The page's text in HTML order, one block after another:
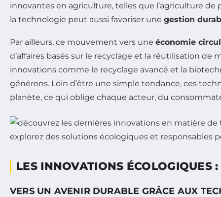
innovantes en agriculture, telles que l’agriculture
la technologie peut aussi favoriser une gestion
Par ailleurs, ce mouvement vers une économie
d’affaires basés sur le recyclage et la réutilisation
innovations comme le recyclage avancé et la
générons. Loin d’être une simple tendance, ces
planète, ce qui oblige chaque acteur, du
LES INNOVATIONS ÉCOLOGIQUES
VERS UN AVENIR DURABLE GRÂCE AUX